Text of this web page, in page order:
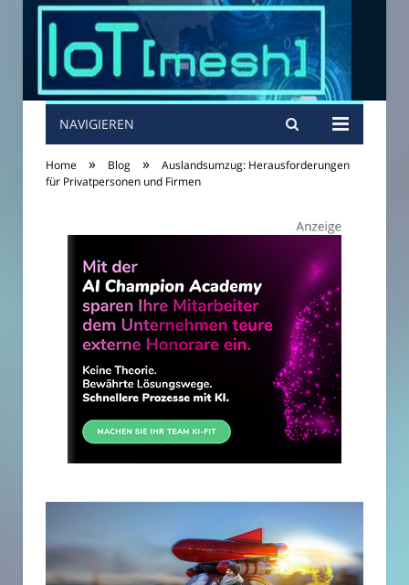
NAVIGIEREN
Home » Blog »
Auslandsumzug: Herausforderungen
für Privatpersonen und Firmen